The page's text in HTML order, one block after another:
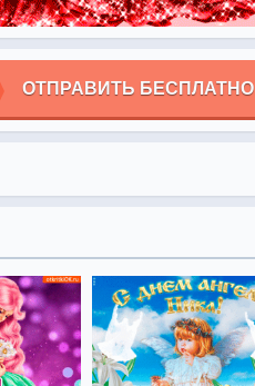
ОТПРАВИТЬ БЕСПЛАТНО